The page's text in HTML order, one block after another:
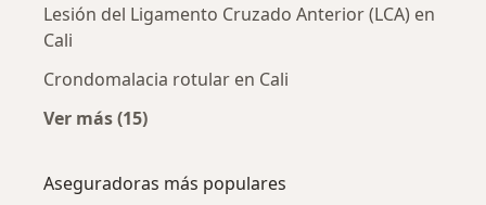
Lesión del Ligamento Cruzado Anterior (LCA) en
Cali
Crondomalacia rotular en Cali
Ver más (15)
Aseguradoras más populares